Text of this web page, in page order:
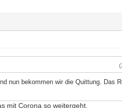
nun bekommen wir die Quittung. Das
mit Corona so weitergeht.